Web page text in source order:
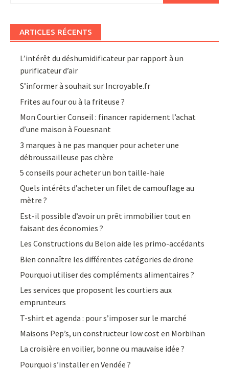
ARTICLES RÉCENTS
L’intérêt du déshumidificateur par rapport à un
purificateur d’air
S’informer à souhait sur Incroyable.fr
Frites au four ou à la friteuse ?
Mon Courtier Conseil : financer rapidement l’achat
d’une maison à Fouesnant
3 marques à ne pas manquer pour acheter une
débroussailleuse pas chère
5 conseils pour acheter un bon taille-haie
Quels intérêts d’acheter un filet de camouflage au
mètre ?
Est-il possible d’avoir un prêt immobilier tout en
faisant des économies ?
Les Constructions du Belon aide les primo-accédants
Bien connaître les différentes catégories de drone
Pourquoi utiliser des compléments alimentaires ?
Les services que proposent les courtiers aux
emprunteurs
T-shirt et agenda : pour s’imposer sur le marché
Maisons Pep’s, un constructeur low cost en Morbihan
La croisière en voilier, bonne ou mauvaise idée ?
Pourquoi s’installer en Vendée ?